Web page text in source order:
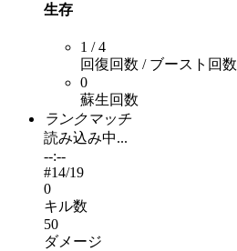
生存
1 / 4
回復回数 / ブースト回数
0
蘇生回数
ランクマッチ
読み込み中...
--:--
#14/19
0
キル数
50
ダメージ